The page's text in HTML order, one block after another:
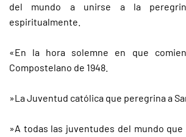
del mundo a unirse a la
espiritualmente.
«En la hora solemne en que
Compostelano de 1948.
»La Juventud católica que peregrina a
»A todas las juventudes del mundo